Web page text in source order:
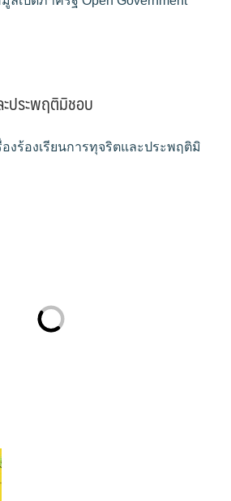
ประพฤติมิชอบ
องร้องเรียนการทุจริตและประพฤติมิ